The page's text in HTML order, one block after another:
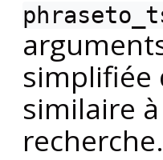
simplifiée
similaire
recherche.